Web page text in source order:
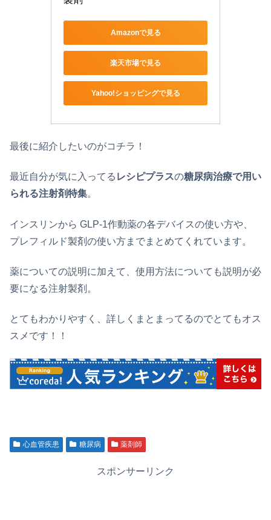
Amazonで見る
楽天市場で見る
Yahoo!ショッピングで見る
最後に紹介したいのがコチラ！
最近自分が気に入ってる レシピプラスの糖尿病治療で用い
られる注射剤特集。
インスリンから GLP-1作動薬の各デバイスの使い方や、
プレフィルド製剤の使い方までまとめてくれています。
薬についての説明に加えて、使用方法についても説明が必
要になる注射製剤。
とてもわかりやすく、詳しくまとまってるのでとてもオス
スメです！！
心血管疾患 糖尿病 薬剤師
スポンサーリンク